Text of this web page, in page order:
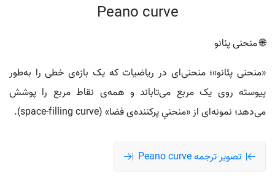
Peano curve
🌐 منحنی پئانو
«منحنی پئانو»؛ منحنی‌ای در ریاضیات که یک بازه‌ی خطی را به‌طور
پیوسته روی یک مربع می‌تاباند و همه‌ی نقاط مربع را پوشش
می‌دهد؛ نمونه‌ای از «منحنیِ پرکننده‌ی فضا» (space-filling curve).
تصویر ترجمه Peano curve